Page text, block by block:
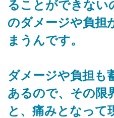
ることができない
のダメージや負担
まうんです。
ダメージや負担も
あるので、その限
と、痛みとなって